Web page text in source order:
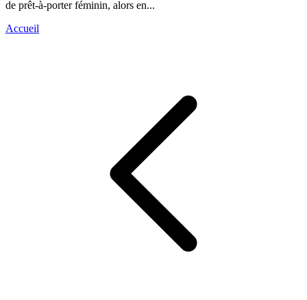
de prêt-à-porter féminin, alors en...
Accueil